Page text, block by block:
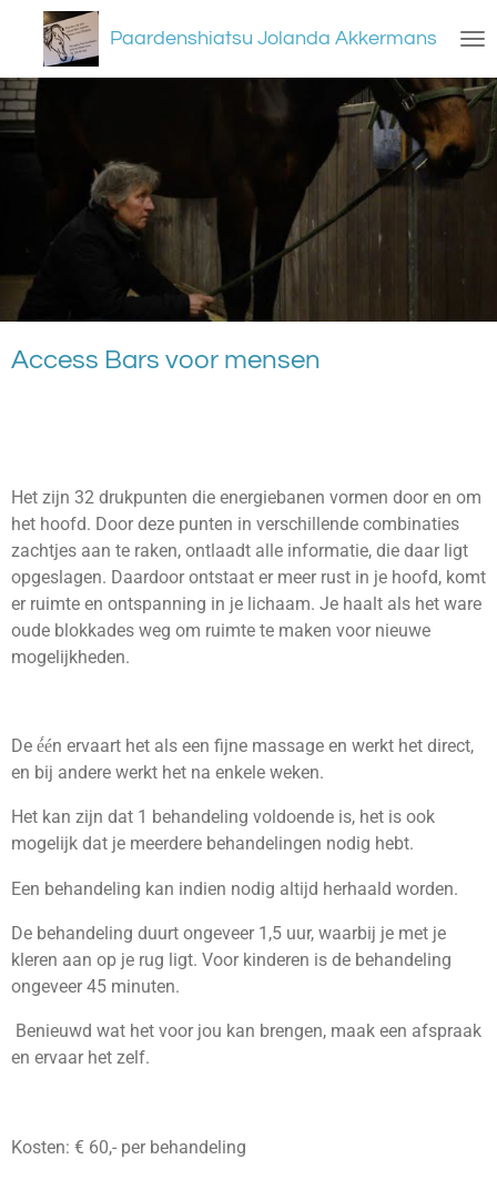
direct
naar
de
hoofdinhoud
Paardenshiatsu Jolanda Akkermans
Access Bars voor mensen
Het zijn 32 drukpunten die energiebanen vormen door en om
het hoofd. Door deze punten in verschillende combinaties
zachtjes aan te raken, ontlaadt alle informatie, die daar ligt
opgeslagen. Daardoor ontstaat er meer rust in je hoofd, komt
er ruimte en ontspanning in je lichaam. Je haalt als het ware
oude blokkades weg om ruimte te maken voor nieuwe
mogelijkheden.
De é́én ervaart het als een fijne massage en werkt het direct,
en bij andere werkt het na enkele weken.
Het kan zijn dat 1 behandeling voldoende is, het is ook
mogelijk dat je meerdere behandelingen nodig hebt.
Een behandeling kan indien nodig altijd herhaald worden.
De behandeling duurt ongeveer 1,5 uur, waarbij je met je
kleren aan op je rug ligt. Voor kinderen is de behandeling
ongeveer 45 minuten.
Benieuwd wat het voor jou kan brengen, maak een afspraak
en ervaar het zelf.
Kosten: € 60,- per behandeling